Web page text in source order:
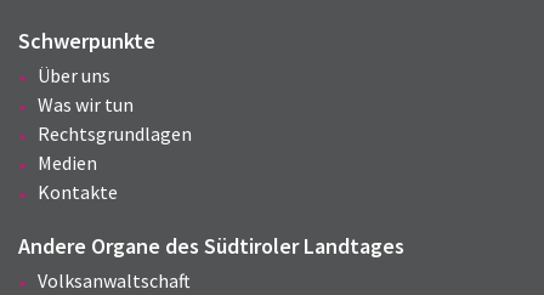
Schwerpunkte
Über uns
Was wir tun
Rechtsgrundlagen
Medien
Kontakte
Andere Organe des Südtiroler Landtages
Volksanwaltschaft